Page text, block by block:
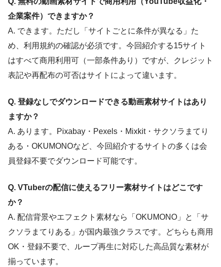
企業案件）できますか？
A. できます。ただし「サイトごとに条件が異なる」た
め、利用規約の確認が必須です。今回紹介する15サイト
はすべて商用利用可（一部条件あり）ですが、クレジット
表記や再配布の可否はサイトによって違います。
Q. 登録なしでダウンロードできる動画素材サイトはあり
ますか？
A. あります。Pixabay・Pexels・Mixkit・サクソラまてり
ある・OKUMONOなど、今回紹介するサイトの多くは会
員登録不要でダウンロード可能です。
Q. VTuberの配信に使えるフリー素材サイトはどこです
か？
A. 配信背景やエフェクト素材なら「OKUMONO」と「サ
クソラまてりある」が国内最強クラスです。どちらも商用
OK・登録不要で、ループ再生に対応した高品質な素材が
揃っています。